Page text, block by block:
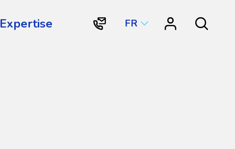
Expertise
"Contactez
FR
"Centre
Search